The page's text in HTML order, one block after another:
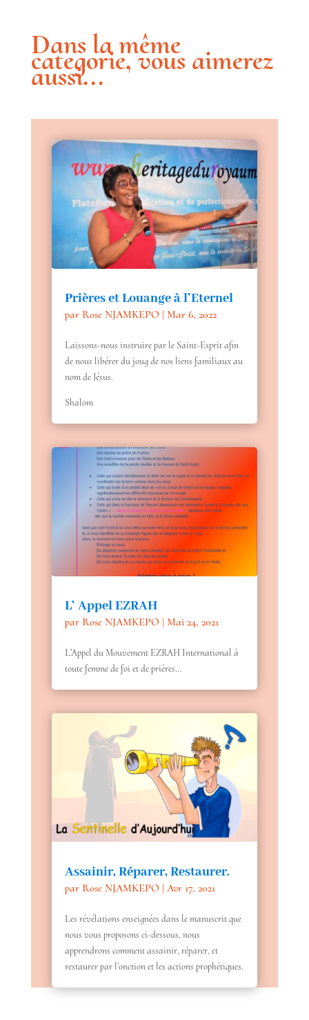
Dans la même
categorie, vous aimerez
aussi...
Prières et Louange à l’Eternel
par Rose NJAMKEPO | Mar 6, 2022
Laissons-nous instruire par le Saint-Esprit afin
de nous libérer du joug de nos liens familiaux au
nom de Jésus.
Shalom
L’ Appel EZRAH
par Rose NJAMKEPO | Mai 24, 2021
L’Appel du Mouvement EZRAH International à
toute femme de foi et de prières…
Assainir, Réparer, Restaurer.
par Rose NJAMKEPO | Avr 17, 2021
Les révélations enseignées dans le manuscrit que
nous vous proposons ci-dessous, nous
apprendrons comment assainir, réparer, et
restaurer par l’onction et les actions prophétiques.